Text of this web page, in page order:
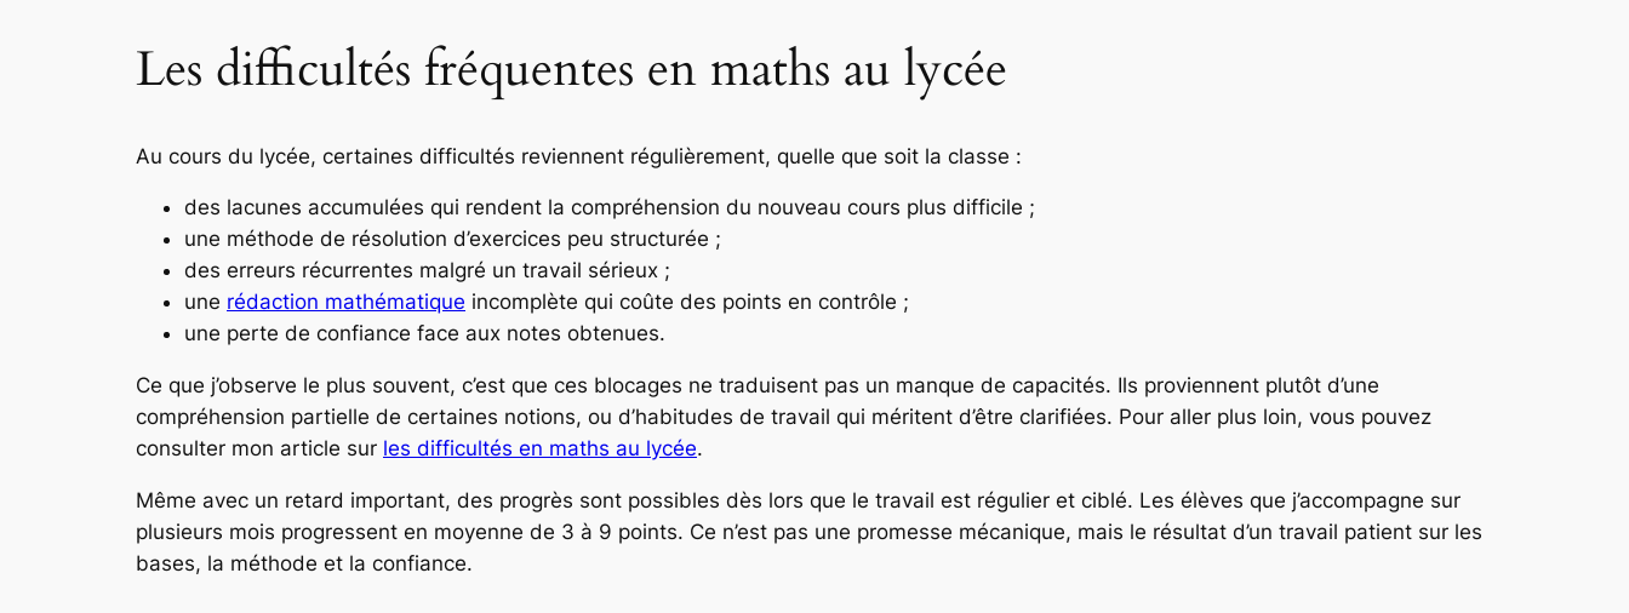
Les difficultés fréquentes en maths au lycée
Au cours du lycée, certaines difficultés reviennent régulièrement, quelle que soit la classe :
des lacunes accumulées qui rendent la compréhension du nouveau cours plus difficile ;
une méthode de résolution d’exercices peu structurée ;
des erreurs récurrentes malgré un travail sérieux ;
une rédaction mathématique incomplète qui coûte des points en contrôle ;
une perte de confiance face aux notes obtenues.
Ce que j’observe le plus souvent, c’est que ces blocages ne traduisent pas un manque de capacités. Ils proviennent plutôt d’une
compréhension partielle de certaines notions, ou d’habitudes de travail qui méritent d’être clarifiées. Pour aller plus loin, vous pouvez
consulter mon article sur les difficultés en maths au lycée.
Même avec un retard important, des progrès sont possibles dès lors que le travail est régulier et ciblé. Les élèves que j’accompagne sur
plusieurs mois progressent en moyenne de 3 à 9 points. Ce n’est pas une promesse mécanique, mais le résultat d’un travail patient sur les
bases, la méthode et la confiance.